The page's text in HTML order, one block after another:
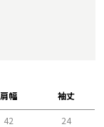
肩幅 袖丈
42
24